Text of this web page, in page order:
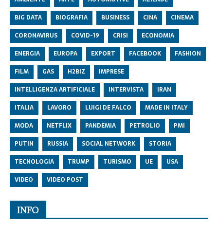
BIG DATA
BIOGRAFIA BUSINESS CINA
CINEMA
CORONAVIRUS
COVID-19 CRISI
ECONOMIA
ENERGIA
EUROPA EXPORT FACEBOOK
FASHION
FILM
GAS H2BIZ
IMPRESE
INTELLIGENZA ARTIFICIALE
INTERVISTA
IRAN
ITALIA
LAVORO LUIGI DE FALCO
MADE IN ITALY
MODA
NETFLIX PANDEMIA PETROLIO
PMI
PUTIN
RUSSIA SOCIAL NETWORK
STORIA
TECNOLOGIA
TRUMP TURISMO UE
USA
VIDEO
VIDEO POST
INFO